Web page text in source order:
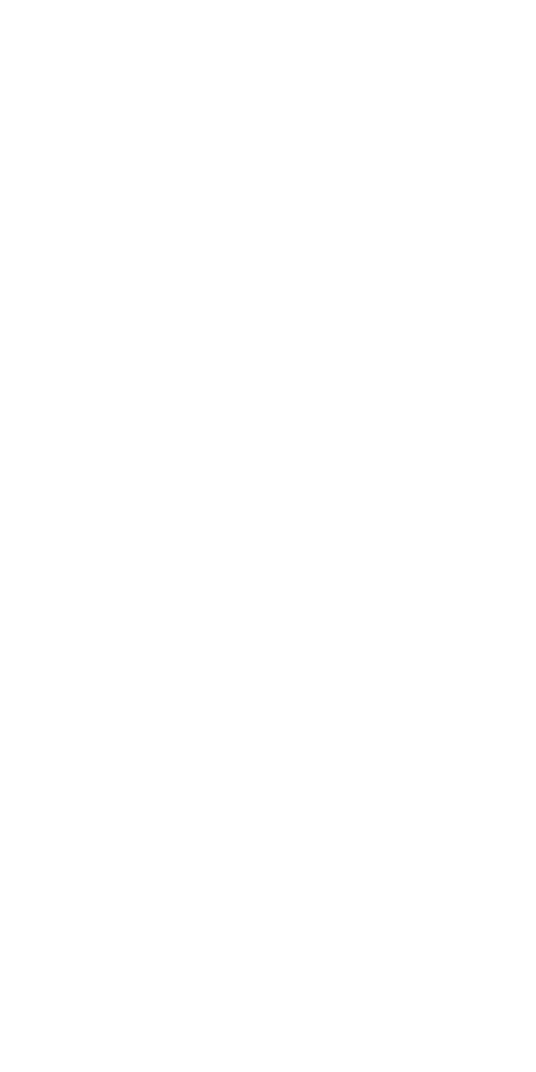
en América Latina y Medio Oriente, gracias a sus
equipo. Durante esta visita, podemos traer muestras